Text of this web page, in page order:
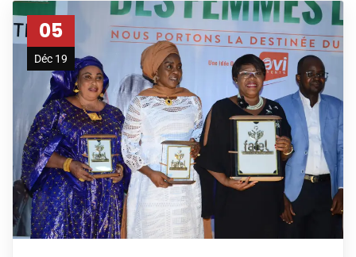
05
Déc 19